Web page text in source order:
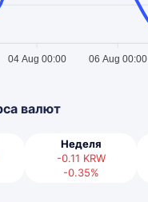
04 Aug 00:00 06 Aug 00:00
валют
Неделя
-0.11 KRW
-0.35%